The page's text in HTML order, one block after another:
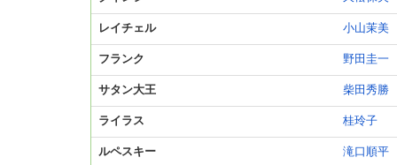
レイチェル 小山茉美
フランク 野田圭一
サタン大王 柴田秀勝
ライラス 桂玲子
ルペスキー 滝口順平